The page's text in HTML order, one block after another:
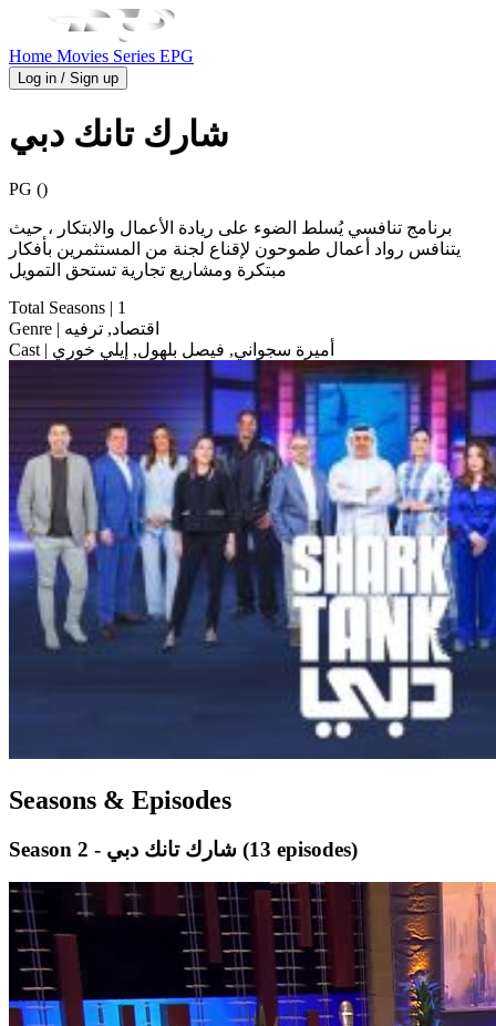
Home Movies Series EPG
Log in / Sign up
شارك تانك دبي
PG ()
برنامج تنافسي يُسلط الضوء على ريادة الأعمال والابتكار ، حيث
يتنافس رواد أعمال طموحون لإقناع لجنة من المستثمرين بأفكار
مبتكرة ومشاريع تجارية تستحق التمويل
Total Seasons | 1
Genre
| اقتصاد, ترفيه
Cast
| أميرة سجواني, فيصل بلهول, إيلي خوري
Seasons & Episodes
(13 episodes)